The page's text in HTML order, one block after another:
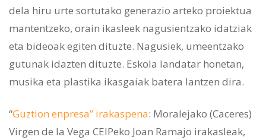
dela hiru urte sortutako generazio arteko proiektua
mantentzeko, orain ikasleek nagusientzako idatziak
eta bideoak egiten dituzte. Nagusiek, umeentzako
gutunak idazten dituzte. Eskola landatar honetan,
musika eta plastika ikasgaiak batera lantzen dira.
“Guztion enpresa” irakaspena: Moralejako (Caceres)
Virgen de la Vega CEIPeko Joan Ramajo irakasleak,